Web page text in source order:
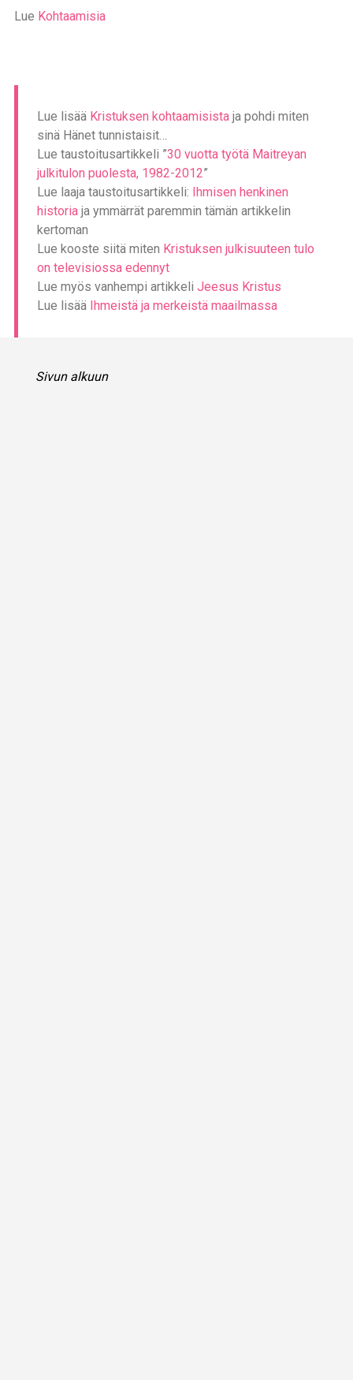
Lue Kohtaamisia
Lue lisää Kristuksen kohtaamisistaja pohdi miten
sinä Hänet tunnistaisit…
Lue taustoitusartikkeli ”30 vuotta työtä Maitreyan
julkitulon puolesta, 1982-2012”
Lue laaja taustoitusartikkeli: Ihmisen henkinen
historiaja ymmärrät paremmin tämän artikkelin
kertoman
Lue kooste siitä miten Kristuksen julkisuuteen tulo
on televisiossa edennyt
Lue myös vanhempi artikkeli Jeesus Kristus
Lue lisää Ihmeistä ja merkeistä maailmassa
Sivun alkuun